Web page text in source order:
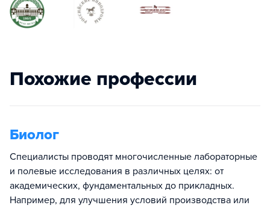
Похожие профессии
Биолог
Специалисты проводят многочисленные лабораторные
и полевые исследования в различных целях: от
академических, фундаментальных до прикладных.
Например, для улучшения условий производства или